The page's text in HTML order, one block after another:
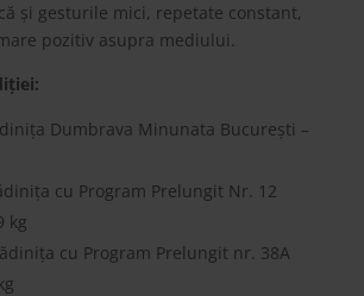
și gesturile mici, repetate constant,
pozitiv asupra mediului.
Dumbrava Minunata București –
cu Program Prelungit Nr. 12
kg
cu Program Prelungit nr. 38A